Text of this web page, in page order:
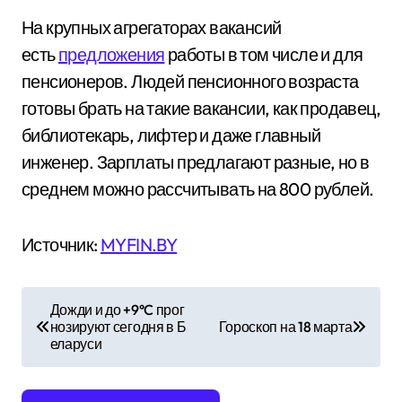
На крупных агрегаторах вакансий
естьпредложения работы в том числе и для
пенсионеров. Людей пенсионного возраста
готовы брать на такие вакансии, как продавец,
библиотекарь, лифтер и даже главный
инженер. Зарплаты предлагают разные, но в
среднем можно рассчитывать на 800 рублей.
Источник: MYFIN.BY
в
Дожди и до +9°C прог
нозируют сегодня в Б
еларуси
Гороскоп на 18 марта